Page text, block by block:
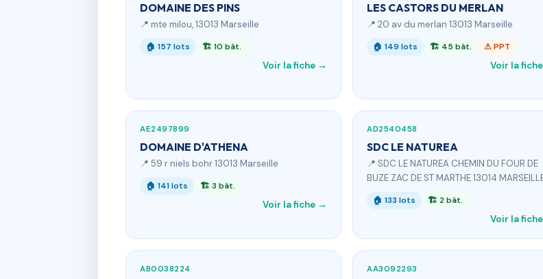
DOMAINE DES PINS
📍 mte milou, 13013 Marseille
🏠 157 lots 🏗 10 bât.
Voir la fiche →
LES CASTORS DU MERLAN
📍 20 av du merlan 13013 Marseille
🏠 149 lots 🏗 45 bât. ⚠ PPT
Voir la
AE2497899
DOMAINE D'ATHENA
📍 59 r niels bohr 13013 Marseille
🏠 141 lots 🏗 3 bât.
Voir la fiche →
AD2540458
SDC LE NATUREA
📍 SDC LE NATUREA CHEMIN DU FOUR DE
BUZE ZAC DE ST MARTHE 13014
🏠 133 lots 🏗 2 bât.
Voir la
AB0038224 AA3092293